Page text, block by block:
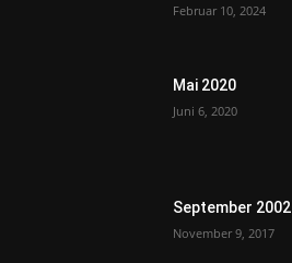
Februar 10, 2024
Mai 2020
Juni 6, 2020
September 2002
November 9, 2017